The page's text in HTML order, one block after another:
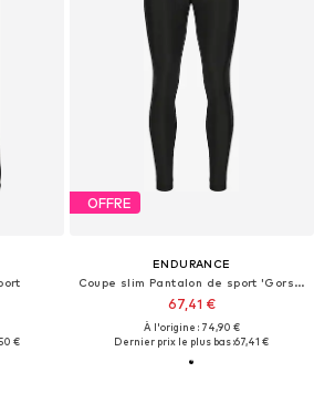
€
OFFRE
ENDURANCE
Coupe slim Pantalon de sport 'Gorsk V2'
67,41 €
À l'origine : 74,90 €
Dernier prix le plus bas :67,41 €